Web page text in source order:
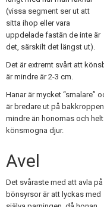
(vissa segment ser ut att
sitta ihop eller vara
uppdelade fastän de inte är
det, särskilt det längst ut).
Det är extremt svårt att
är mindre är 2-3 cm.
Hanar är mycket “smalare”
är bredare ut på
mindre än honornas och
könsmogna djur.
Avel
Det svåraste med att avla på
bönsyrsor är att lyckas med